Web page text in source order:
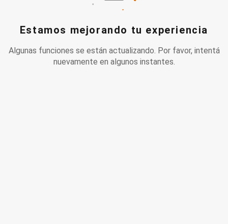
Estamos mejorando tu experiencia
Algunas funciones se están actualizando. Por favor, intentá
nuevamente en algunos instantes.